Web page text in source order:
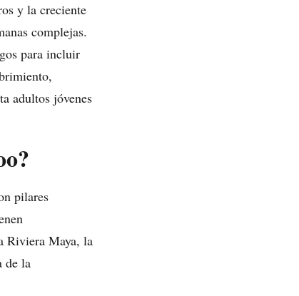
y la creciente
complejas.
para incluir
adultos jóvenes
pilares
Riviera Maya, la
de la